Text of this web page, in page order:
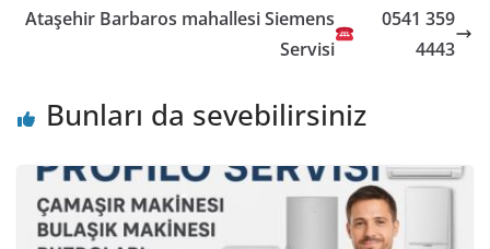
Ataşehir Barbaros mahallesi Siemens
Servisi
0541 359
4443
Bunları da sevebilirsiniz